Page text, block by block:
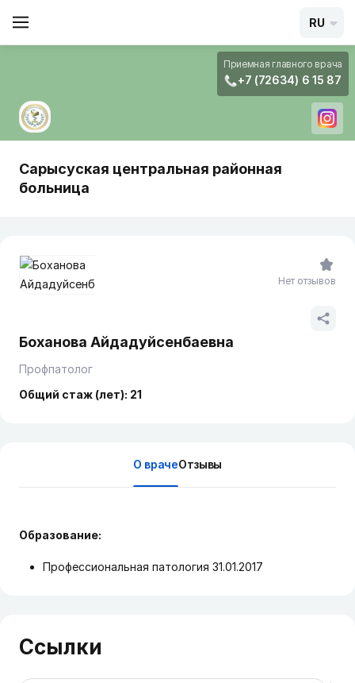
RU
Приемная главного врача
+7 (72634) 6 15 87
Сарысуская центральная районная
больница
Боханова Айдадуйсенбаевна
Профпатолог
Общий стаж (лет): 21
Нет отзывов
О врачеОтзывы
Образование:
Профессиональная патология 31.01.2017
Ссылки